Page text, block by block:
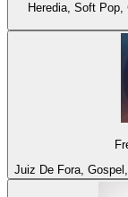
Heredia, Soft Pop,
Juiz De Fora,